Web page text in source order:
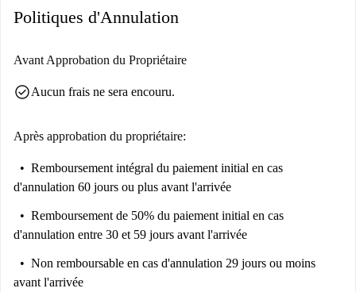
Politiques d'Annulation
Avant Approbation du Propriétaire
check_circleAucun frais ne sera encouru.
Après approbation du propriétaire:
Remboursement intégral du paiement initial en cas
d'annulation 60 jours ou plus avant l'arrivée
Remboursement de 50% du paiement initial en cas
d'annulation entre 30 et 59 jours avant l'arrivée
Non remboursable en cas d'annulation 29 jours ou moins
avant l'arrivée